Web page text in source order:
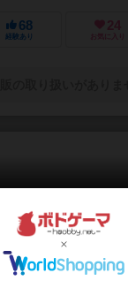
68
経験あり
24
お気に入り
Bloodborne: The Card Game